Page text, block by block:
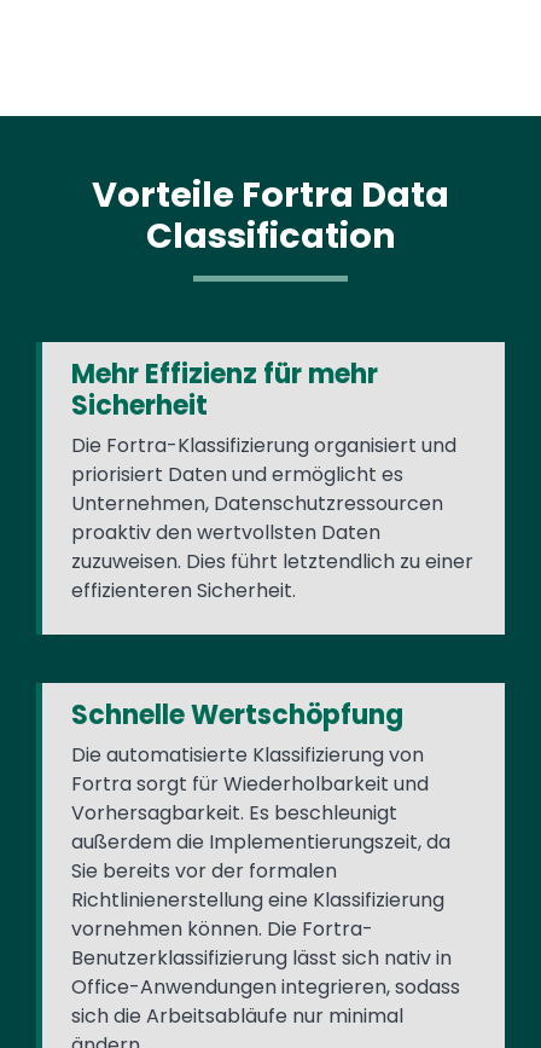
Vorteile Fortra Data
Classification
Mehr Effizienz für mehr
Sicherheit
Die Fortra-Klassifizierung organisiert und
priorisiert Daten und ermöglicht es
Unternehmen, Datenschutzressourcen
proaktiv den wertvollsten Daten
zuzuweisen. Dies führt letztendlich zu einer
effizienteren Sicherheit.
Schnelle Wertschöpfung
Die automatisierte Klassifizierung von
Fortra sorgt für Wiederholbarkeit und
Vorhersagbarkeit. Es beschleunigt
außerdem die Implementierungszeit, da
Sie bereits vor der formalen
Richtlinienerstellung eine Klassifizierung
vornehmen können. Die Fortra-
Benutzerklassifizierung lässt sich nativ in
Office-Anwendungen integrieren, sodass
sich die Arbeitsabläufe nur minimal